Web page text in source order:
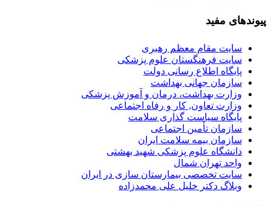
پیوندهای مفید
سایت مقام معظم رهبری
سایت فرهنگستان علوم پزشکی
پایگاه اطلاع رسانی دولت
سازمان جهانی بهداشت
وزارت بهداشت، درمان و آموزش پزشکی
وزارت تعاون, کار و رفاه اجتماعی
پایگاه سیاست گذاری سلامت
سازمان تأمین اجتماعی
سازمان بیمه سلامت ایران
دانشگاه علوم پزشکی شهید بهشتی
واحد تهران شمال
سایت تخصصی بیمارستان سازی در ایران
وبلاگ دکتر خلیل علی محمدزاده